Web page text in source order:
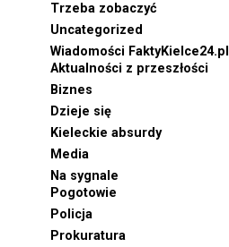
Trzeba zobaczyć
Uncategorized
Wiadomości FaktyKielce24.pl
Aktualności z przeszłości
Biznes
Dzieje się
Kieleckie absurdy
Media
Na sygnale
Pogotowie
Policja
Prokuratura